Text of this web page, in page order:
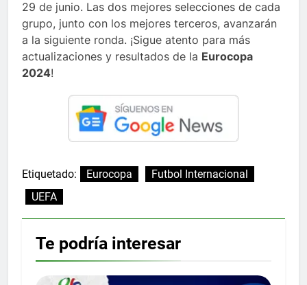
29 de junio. Las dos mejores selecciones de cada
grupo, junto con los mejores terceros, avanzarán
a la siguiente ronda. ¡Sigue atento para más
actualizaciones y resultados de la Eurocopa
2024!
Etiquetado: Eurocopa
Futbol Internacional
UEFA
Te podría interesar